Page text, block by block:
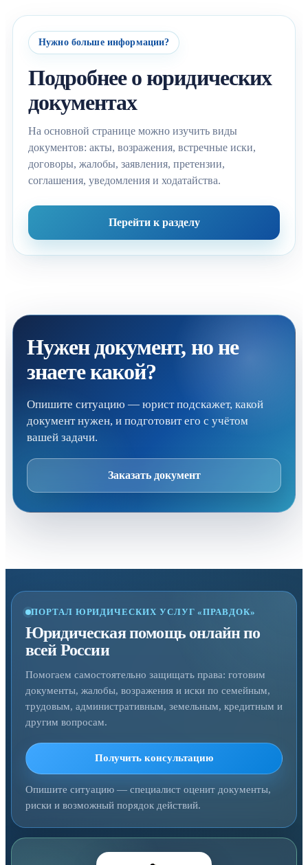
Нужно больше информации?
Подробнее о юридических
документах
На основной странице можно изучить виды
документов: акты, возражения, встречные иски,
договоры, жалобы, заявления, претензии,
соглашения, уведомления и ходатайства.
Перейти к разделу
Нужен документ, но не
знаете какой?
Опишите ситуацию — юрист подскажет, какой
документ нужен, и подготовит его с учётом
вашей задачи.
Заказать документ
ПОРТАЛ ЮРИДИЧЕСКИХ УСЛУГ «ПРАВДОК»
Юридическая помощь онлайн по
всей России
Помогаем самостоятельно защищать права: готовим
документы, жалобы, возражения и иски по семейным,
трудовым, административным, земельным, кредитным и
другим вопросам.
Получить консультацию
Опишите ситуацию — специалист оценит документы,
риски и возможный порядок действий.